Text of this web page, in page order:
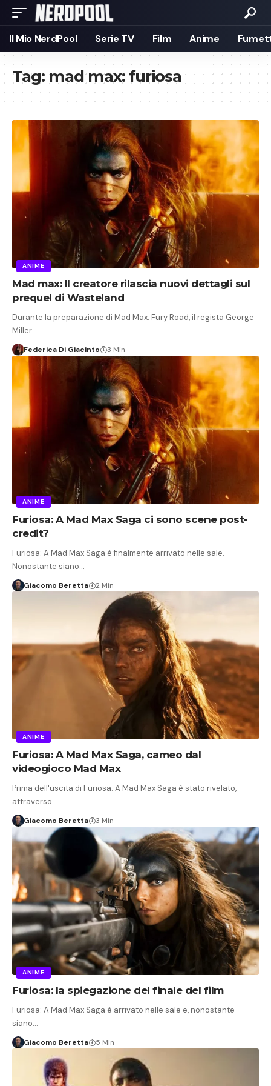
Il Mio NerdPool Serie TV Film Anime
Tag: mad max: furiosa
ANIME
Mad max: Il creatore rilascia nuovi dettagli sul
prequel di Wasteland
Durante la preparazione di Mad Max: Fury Road, il regista George
Miller…
Federica Di Giacinto 3 Min
ANIME
Furiosa: A Mad Max Saga ci sono scene post-
credit?
Furiosa: A Mad Max Saga è finalmente arrivato nelle sale.
Nonostante siano…
Giacomo Beretta 2 Min
ANIME
Furiosa: A Mad Max Saga, cameo dal
videogioco Mad Max
Prima dell'uscita di Furiosa: A Mad Max Saga è stato rivelato,
attraverso…
Giacomo Beretta 3 Min
ANIME
Furiosa: la spiegazione del finale del film
Furiosa: A Mad Max Saga è arrivato nelle sale e, nonostante
siano…
Giacomo Beretta 5 Min